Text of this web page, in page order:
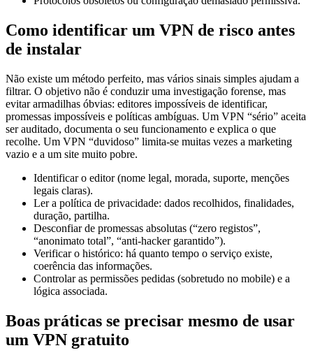
de instalar
filtrar. O objetivo não é conduzir uma investigação forense, mas
evitar armadilhas óbvias: editores impossíveis de identificar,
promessas impossíveis e políticas ambíguas. Um VPN “sério” aceita
ser auditado, documenta o seu funcionamento e explica o que
recolhe. Um VPN “duvidoso” limita-se muitas vezes a marketing
vazio e a um site muito pobre.
legais claras).
Ler a política de privacidade: dados recolhidos, finalidades,
duração, partilha.
Desconfiar de promessas absolutas (“zero registos”,
“anonimato total”, “anti-hacker garantido”).
Verificar o histórico: há quanto tempo o serviço existe,
coerência das informações.
Controlar as permissões pedidas (sobretudo no mobile) e a
lógica associada.
um VPN gratuito